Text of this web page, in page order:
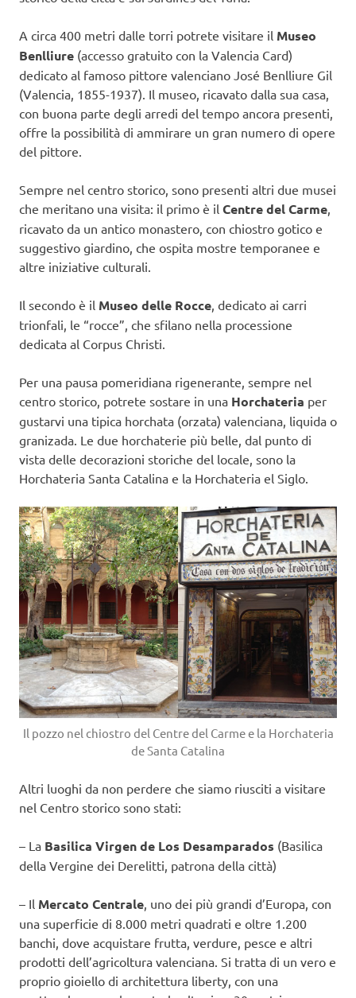
A circa 400 metri dalle torri potrete visitare il Museo
Benlliure (accesso gratuito con la Valencia Card)
dedicato al famoso pittore valenciano José Benlliure Gil
(Valencia, 1855-1937). Il museo, ricavato dalla sua casa,
con buona parte degli arredi del tempo ancora presenti,
offre la possibilità di ammirare un gran numero di opere
del pittore.
Sempre nel centro storico, sono presenti altri due musei
che meritano una visita: il primo è il Centre del Carme
ricavato da un antico monastero, con chiostro gotico e
suggestivo giardino, che ospita mostre temporanee e
altre iniziative culturali.
Il secondo è il Museo delle Rocce , dedicato ai carri
trionfali, le “rocce”, che sfilano nella processione
dedicata al Corpus Christi.
Per una pausa pomeridiana rigenerante, sempre nel
centro storico, potrete sostare in una Horchateria per
gustarvi una tipica horchata (orzata) valenciana, liquida o
granizada. Le due horchaterie più belle, dal punto di
vista delle decorazioni storiche del locale, sono la
Horchateria Santa Catalina e la Horchateria el Siglo.
Il pozzo nel chiostro del Centre del Carme e la Horchateria
de Santa Catalina
Altri luoghi da non perdere che siamo riusciti a visitare
nel Centro storico sono stati:
– La Basilica Virgen de Los Desamparados (Basilica
della Vergine dei Derelitti, patrona della città)
– Il Mercato Centrale , uno dei più grandi d’Europa, con
una superficie di 8.000 metri quadrati e oltre 1.200
banchi, dove acquistare frutta, verdure, pesce e altri
prodotti dell’agricoltura valenciana. Si tratta di un vero e
proprio gioiello di architettura liberty, con una